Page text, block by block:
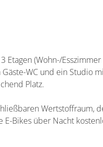
Etagen (Wohn-/
WC und ein Studio
Platz.
Wertstoffraum,
Bikes über Nacht